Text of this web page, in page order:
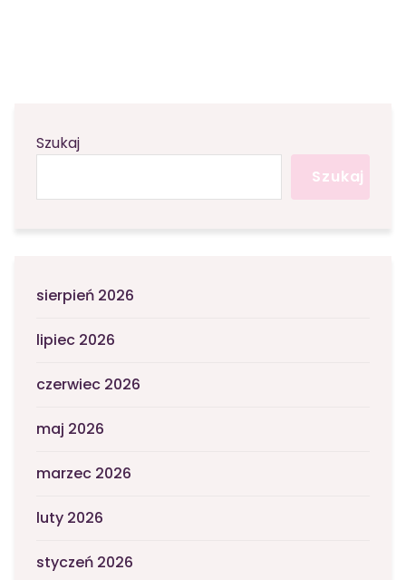
Szukaj
Szukaj
sierpień 2026
lipiec 2026
czerwiec 2026
maj 2026
marzec 2026
luty 2026
styczeń 2026